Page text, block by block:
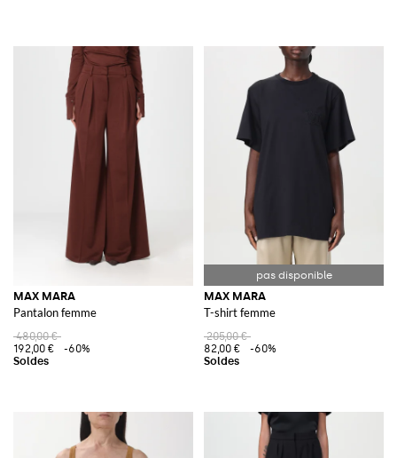
MAX MARA
Pantalon femme
480,00 €
192,00 €
-60%
MAX MARA
T-shirt femme
205,00 €
82,00 €
-60%